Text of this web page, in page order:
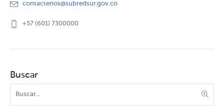
contactenos@subredsur.gov.co
+57 (601) 7300000
Buscar